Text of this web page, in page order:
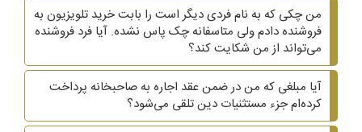
من چکی که به نام فردی دیگر است را بابت خرید تلویزیون به
فروشنده دادم ولی متاسفانه چک پاس نشده. آیا فرد فروشنده
می‌تواند از من شکایت کند؟
آیا مبلغی که من در ضمن عقد اجاره به صاحبخانه پرداخت
کرده‌ام جزء مستثنیات دین تلقی می‌شود؟